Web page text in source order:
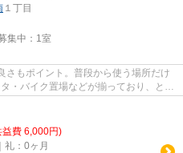
１丁目
集中： 1室
さもポイント。普段から使う場所だけ
・バイク置場などが揃っており、とて
費 6,000円)
礼：0ヶ月